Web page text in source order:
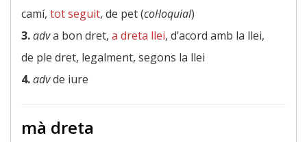
camí, tot seguit, de pet (col·loquial)
3.adva bon dret, a dreta llei, d’acord amb la llei,
de ple dret, legalment, segons la llei
4.advde iure
mà dreta